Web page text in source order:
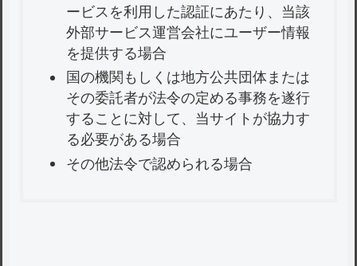
ービスを利用した認証にあたり、当該
外部サービス運営会社にユーザー情報
を提供する場合
国の機関もしくは地方公共団体または
その委託者が法令の定める事務を遂行
することに対して、当サイトが協力す
る必要がある場合
その他法令で認められる場合